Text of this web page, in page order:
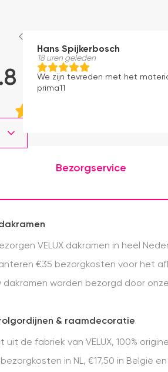
Hans Spijkerbosch
18 uren geleden
We zijn tevreden met het
prima11
Bezorgservice
VELUX dakramen in heel
€35 bezorgkosten voor het
dakramen worden bezorgd door
rolgordijnen & raamdecoratie
uit de fabriek van VELUX, 100%
bezorgkosten in NL, €17,50 in België